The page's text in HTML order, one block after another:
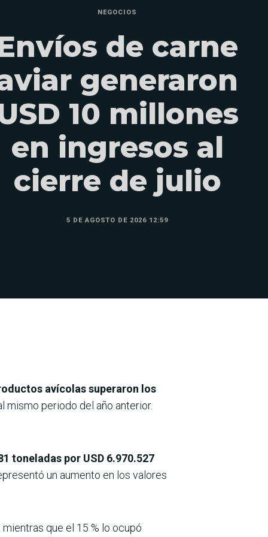
NEGOCIOS
de carne
generaron
10 millones
en ingresos al
cierre de julio
5 DE AGOSTO DE 2026 12:59
avícolas superaron los
mismo periodo del año anterior.
toneladas por USD 6.970.527
un aumento en los valores
mientras que el 15 % lo ocupó